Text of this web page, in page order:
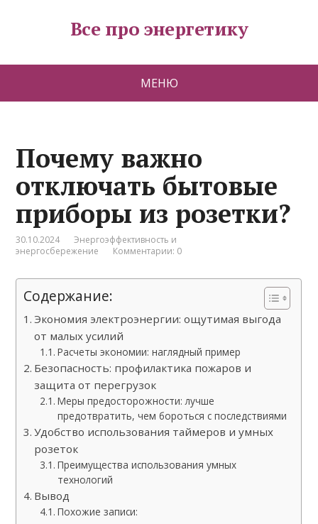
Все про энергетику
МЕНЮ
Почему важно
отключать бытовые
приборы из розетки?
30.10.2024
Энергоэффективность и
энергосбережение
Комментарии: 0
Содержание:
Экономия электроэнергии: ощутимая выгода
от малых усилий
Расчеты экономии: наглядный пример
Безопасность: профилактика пожаров и
защита от перегрузок
Меры предосторожности: лучше
предотвратить, чем бороться с последствиями
Удобство использования таймеров и умных
розеток
Преимущества использования умных
технологий
Вывод
Похожие записи: